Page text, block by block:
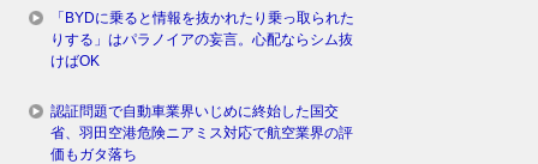
「BYDに乗ると情報を抜かれたり乗っ取られた
りする」はパラノイアの妄言。心配ならシム抜
けばOK
認証問題で自動車業界いじめに終始した国交
省、羽田空港危険ニアミス対応で航空業界の評
価もガタ落ち